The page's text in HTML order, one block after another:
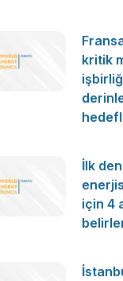
kritik
İlk
için 4